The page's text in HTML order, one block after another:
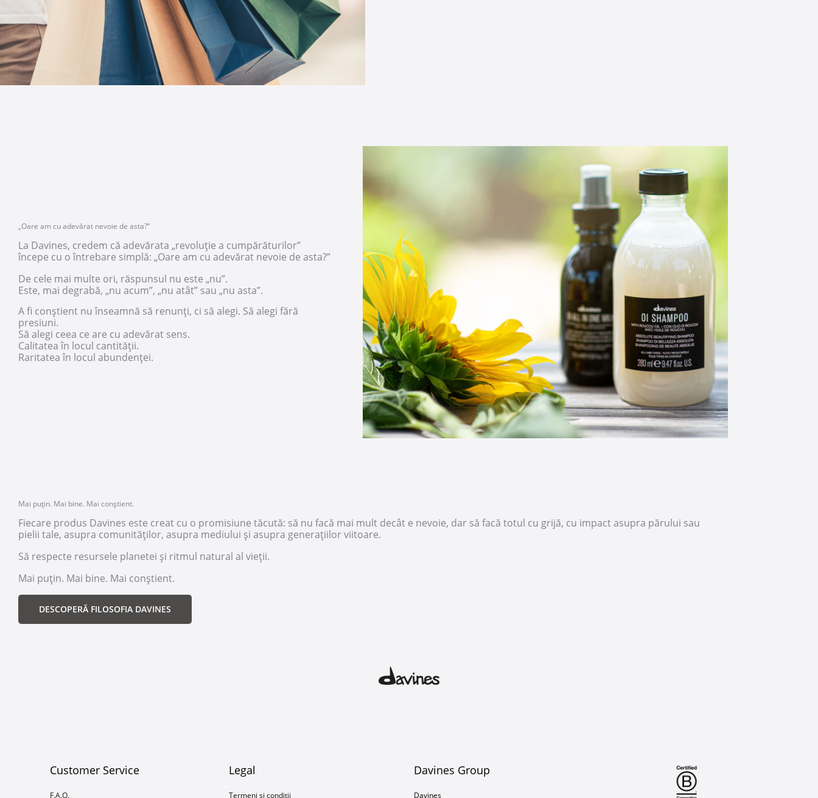
„Oare am cu adevărat nevoie de asta?”
La Davines, credem că adevărata „revoluție a cumpărăturilor”
începe cu o întrebare simplă: „Oare am cu adevărat nevoie de asta?”
De cele mai multe ori, răspunsul nu este „nu”.
Este, mai degrabă, „nu acum”, „nu atât” sau „nu asta”.
A fi conștient nu înseamnă să renunți, ci să alegi. Să alegi fără
presiuni.
Să alegi ceea ce are cu adevărat sens.
Calitatea în locul cantității.
Raritatea în locul abundenței.
Mai puțin. Mai bine. Mai conștient.
Fiecare produs Davines este creat cu o promisiune tăcută: să nu facă mai mult decât e nevoie, dar să facă totul cu grijă, cu impact asupra părului sau
pielii tale, asupra comunităților, asupra mediului și asupra generațiilor viitoare.
Să respecte resursele planetei și ritmul natural al vieții.
Mai puțin. Mai bine. Mai conștient.
DESCOPERĂ FILOSOFIA DAVINES
Customer Service
F.A.Q.
Legal
Termeni și condiții
Davines Group
Davines